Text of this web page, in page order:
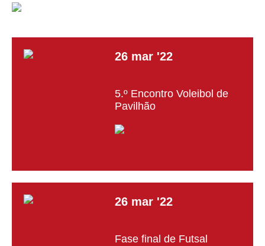
26 mar '22
5.º Encontro Voleibol de
Pavilhão
26 mar '22
Fase final de Futsal